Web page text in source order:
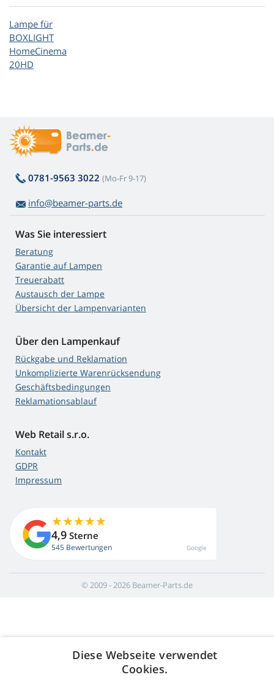
Lampe für
BOXLIGHT
HomeCinema
20HD
0781-9563 3022 (Mo-Fr 9-17)
info@beamer-parts.de
Was Sie interessiert
Beratung
Garantie auf Lampen
Treuerabatt
Austausch der Lampe
Übersicht der Lampenvarianten
Über den Lampenkauf
Rückgabe und Reklamation
Unkomplizierte Warenrücksendung
Geschäftsbedingungen
Reklamationsablauf
Web Retail s.r.o.
Kontakt
GDPR
Impressum
4,9 Sterne
545 Bewertungen Google
© 2009 - 2026 Beamer-Parts.de
Diese Webseite verwendet
Cookies.